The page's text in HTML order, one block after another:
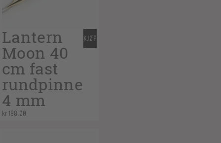
Lantern
Moon 40
cm fast
rundpinne
4 mm
kr188,00
KJØP